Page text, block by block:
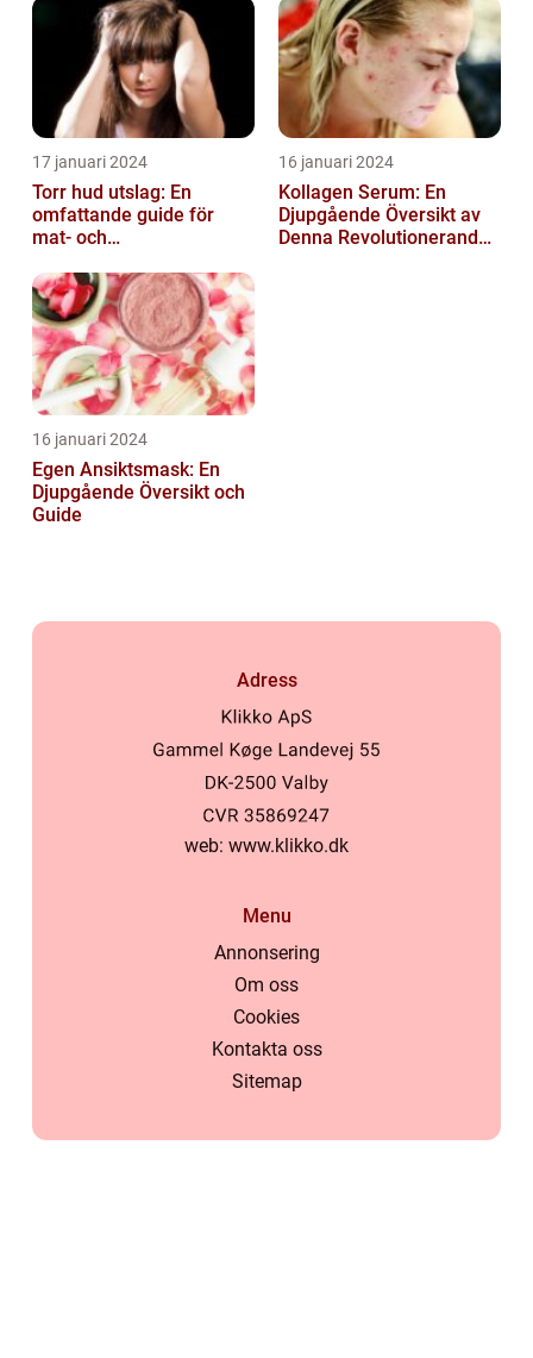
17 januari 2024
Torr hud utslag: En
omfattande guide för
mat- och
16 januari 2024
Kollagen Serum: En
Djupgående Översikt av
Denna Revolutionerande
16 januari 2024
Egen Ansiktsmask: En
Djupgående Översikt och
Guide
Adress
web: www.klikko.dk
Menu
Annonsering
Om oss
Cookies
Kontakta oss
Sitemap